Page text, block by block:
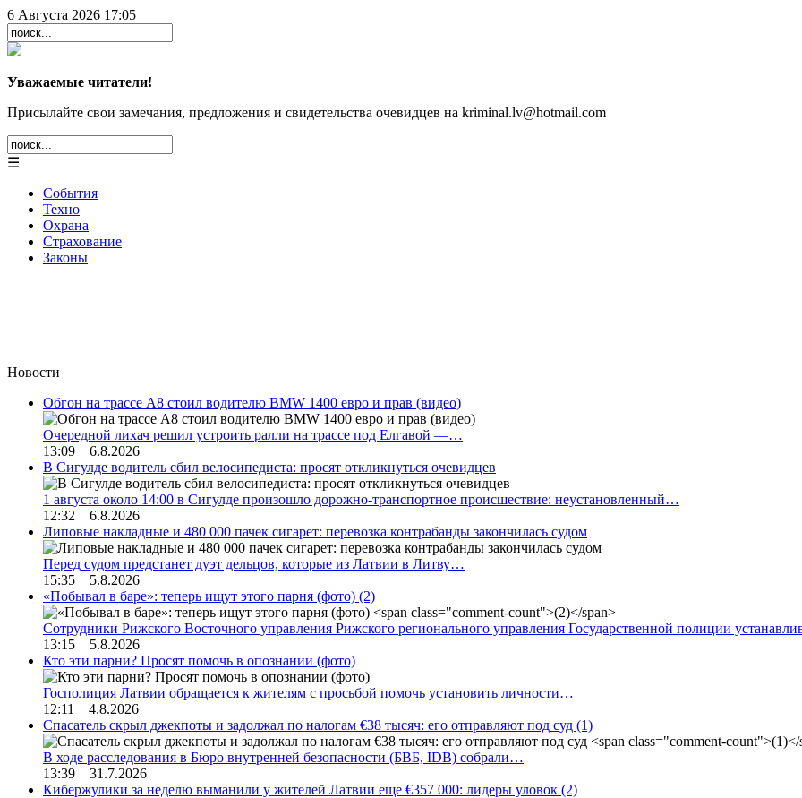
6 Августа 2026 17:05
Уважаемые читатели!
Присылайте свои замечания, предложения и свидетельства очевидцев на kriminal.lv@hotmail.com
☰
События
Техно
Охрана
Страхование
Законы
Новости
Обгон на трассе А8 стоил водителю BMW 1400 евро и прав (видео)
Очередной лихач решил устроить ралли на трассе под Елгавой —…
13:09 6.8.2026
В Сигулде водитель сбил велосипедиста: просят откликнуться очевидцев
1 августа около 14:00 в Сигулде произошло дорожно-транспортное происшествие: неустановленный…
12:32 6.8.2026
Липовые накладные и 480 000 пачек сигарет: перевозка контрабанды закончилась судом
Перед судом предстанет дуэт дельцов, которые из Латвии в Литву…
15:35 5.8.2026
«Побывал в баре»: теперь ищут этого парня (фото) (2)
Сотрудники Рижского Восточного управления Рижского регионального управления Государственной полиции
13:15 5.8.2026
Кто эти парни? Просят помочь в опознании (фото)
Госполиция Латвии обращается к жителям с просьбой помочь установить личности…
12:11 4.8.2026
Спасатель скрыл джекпоты и задолжал по налогам €38 тысяч: его отправляют под суд (1)
В ходе расследования в Бюро внутренней безопасности (БВБ, IDB) собрали…
13:39 31.7.2026
Кибержулики за неделю выманили у жителей Латвии еще €357 000: лидеры уловок (2)